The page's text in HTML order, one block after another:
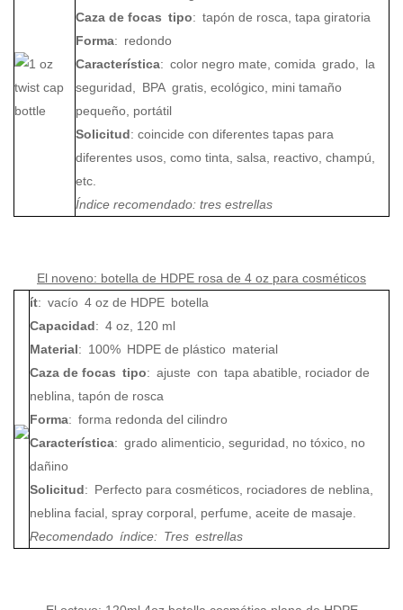
Caza de focas tipo: tapón de rosca, tapa giratoria
Forma: redondo
Característica: color negro mate, comida grado,
la
seguridad,
BPA gratis, ecológico, mini tamaño
pequeño, portátil
Solicitud: coincide con diferentes tapas para
diferentes usos, como tinta, salsa, reactivo, champú,
etc.
Índice recomendado: tres estrellas
El noveno: botella de HDPE rosa de 4 oz para cosméticos
ít: vacío 4 oz de HDPE botella
Capacidad: 4 oz, 120 ml
Material: 100% HDPE de plástico material
Caza de focas tipo: ajuste con tapa abatible, rociador de
neblina, tapón de rosca
Forma: forma redonda del cilindro
Característica: grado alimenticio, seguridad, no tóxico, no
dañino
Solicitud: Perfecto para cosméticos, rociadores de neblina,
neblina facial, spray corporal, perfume, aceite de masaje.
Recomendado índice: Tres estrellas